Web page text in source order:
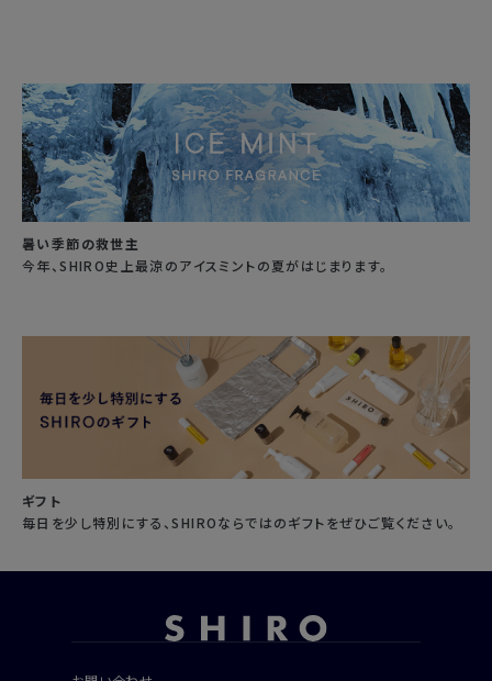
暑い季節の救世主
今年、SHIRO史上最涼のアイスミントの夏がはじまります。
ギフト
毎日を少し特別にする、SHIROならではのギフトをぜひご覧ください。